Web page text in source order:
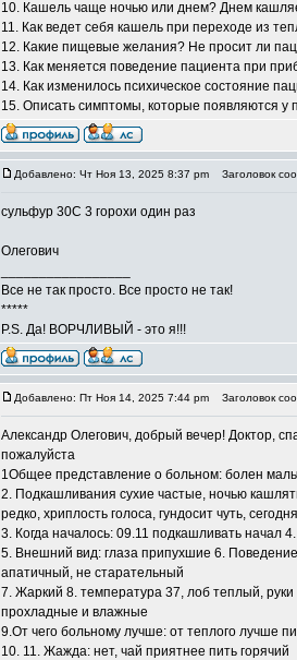
10. Кашель чаще ночью или днем? Днем
11. Как ведет себя кашель при переходе из
12. Какие пищевые желания? Не просит ли
13. Как меняется поведение пациента при
14. Как изменилось психическое состояние
15. Описать симптомы, которые появляются
Добавлено: Чт Ноя 13, 2025 8:37 pm Заголовок
сульфур 30С 3 горохи один раз
Олегович
Все не так просто. Все просто не так!
*****
P.S. Да! ВОРЧЛИВЫЙ - это я!!!
Добавлено: Пт Ноя 14, 2025 7:44 pm Заголовок
Александр Олегович, добрый вечер! Доктор,
пожалуйста
1Общее представление о больном: болен
2. Подкашливания сухие частые, ночью
редко, хриплость голоса, гундосит чуть,
3. Когда началось: 09.11 подкашливать начал
5. Внешний вид: глаза припухшие 6.
апатичный, не старательный
7. Жаркий 8. температура 37, лоб теплый,
прохладные и влажные
9.От чего больному лучше: от теплого лучше
10. 11. Жажда: нет, чай приятнее пить горячий